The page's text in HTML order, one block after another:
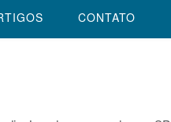
CONTATO